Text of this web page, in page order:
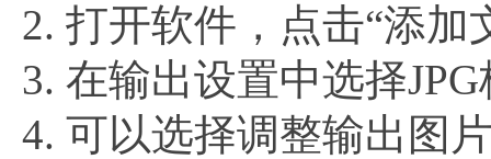
2. 打开软件，点击“添
3. 在输出设置中选择
4. 可以选择调整输出图